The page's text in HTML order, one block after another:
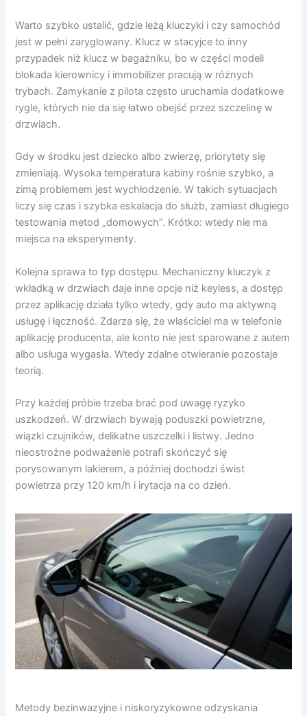
Warto szybko ustalić, gdzie leżą kluczyki i czy samochód
jest w pełni zaryglowany. Klucz w stacyjce to inny
przypadek niż klucz w bagażniku, bo w części modeli
blokada kierownicy i immobilizer pracują w różnych
trybach. Zamykanie z pilota często uruchamia dodatkowe
rygle, których nie da się łatwo obejść przez szczelinę w
drzwiach.
Gdy w środku jest dziecko albo zwierzę, priorytety się
zmieniają. Wysoka temperatura kabiny rośnie szybko, a
zimą problemem jest wychłodzenie. W takich sytuacjach
liczy się czas i szybka eskalacja do służb, zamiast długiego
testowania metod „domowych”. Krótko: wtedy nie ma
miejsca na eksperymenty.
Kolejna sprawa to typ dostępu. Mechaniczny kluczyk z
wkładką w drzwiach daje inne opcje niż keyless, a dostęp
przez aplikację działa tylko wtedy, gdy auto ma aktywną
usługę i łączność. Zdarza się, że właściciel ma w telefonie
aplikację producenta, ale konto nie jest sparowane z autem
albo usługa wygasła. Wtedy zdalne otwieranie pozostaje
teorią.
Przy każdej próbie trzeba brać pod uwagę ryzyko
uszkodzeń. W drzwiach bywają poduszki powietrzne,
wiązki czujników, delikatne uszczelki i listwy. Jedno
nieostrożne podważenie potrafi skończyć się
porysowanym lakierem, a później dochodzi świst
powietrza przy 120 km/h i irytacja na co dzień.
Metody bezinwazyjne i niskoryzykowne odzyskania